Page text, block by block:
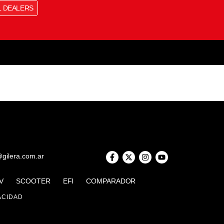
DEALERS
SCOOTER EFI COMPARADOR